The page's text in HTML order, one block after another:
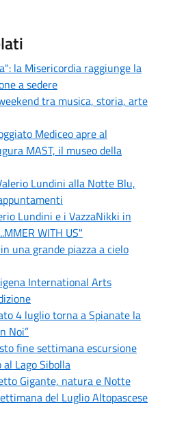
la Misericordia raggiunge la
a sedere
tra musica, storia, arte
Mediceo apre al
MAST, il museo della
Lundini alla Notte Blu,
Lundini e i VazzaNikki in
WITH US"
una grande piazza a cielo
International Arts
4 luglio torna a Spianate la
Noi”
fine settimana escursione
Lago Sibolla
Gigante, natura e Notte
del Luglio Altopascese